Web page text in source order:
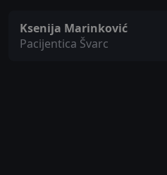
Ksenija Marinković
Pacijentica Švarc